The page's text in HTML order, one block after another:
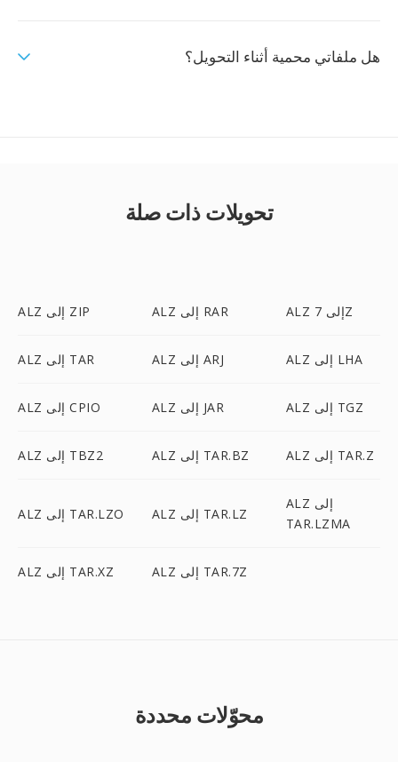
هل ملفاتي محمية أثناء التحويل؟
تحويلات ذات صلة
ALZ إلى ZIP ALZ إلى RAR ALZ إلى 7Z
ALZ إلى TAR ALZ إلى ARJ ALZ إلى LHA
ALZ إلى CPIO ALZ إلى JAR ALZ إلى TGZ
ALZ إلى TBZ2 ALZ إلى TAR.BZ ALZ إلى TAR.Z
ALZ إلى TAR.LZO ALZ إلى TAR.LZ
ALZ إلى
TAR.LZMA
ALZ إلى TAR.XZ ALZ إلى TAR.7Z
محوّلات محددة